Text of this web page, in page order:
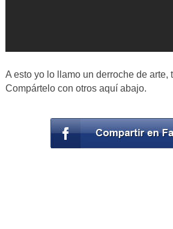
A esto yo lo llamo un derroche de arte,
Compártelo con otros aquí abajo.